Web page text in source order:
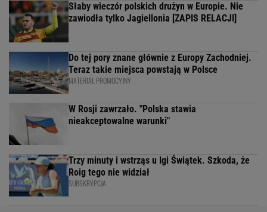
Słaby wieczór polskich drużyn w Europie. Nie
zawiodła tylko Jagiellonia [ZAPIS RELACJI]
Do tej pory znane głównie z Europy Zachodniej.
Teraz takie miejsca powstają w Polsce
MATERIAŁ PROMOCYJNY
W Rosji zawrzało. "Polska stawia
nieakceptowalne warunki"
Trzy minuty i wstrząs u Igi Świątek. Szkoda, że
Roig tego nie widział
SUBSKRYPCJA